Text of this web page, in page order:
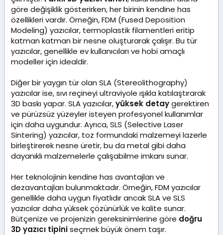
göre değişiklik gösterirken, her birinin kendine has
özellikleri vardır. Örneğin, FDM (Fused Deposition
Modeling) yazıcılar, termoplastik filamentleri eritip
katman katman bir nesne oluşturarak çalışır. Bu tür
yazıcılar, genellikle ev kullanıcıları ve hobi amaçlı
modeller için idealdir.
Diğer bir yaygın tür olan SLA (Stereolithography)
yazıcılar ise, sıvı reçineyi ultraviyole ışıkla katılaştırarak
3D baskı yapar. SLA yazıcılar,yüksek detaygerektiren
ve pürüzsüz yüzeyler isteyen profesyonel kullanımlar
için daha uygundur. Ayrıca, SLS (Selective Laser
Sintering) yazıcılar, toz formundaki malzemeyi lazerle
birleştirerek nesne üretir, bu da metal gibi daha
dayanıklı malzemelerle çalışabilme imkanı sunar.
Her teknolojinin kendine has avantajları ve
dezavantajları bulunmaktadır. Örneğin, FDM yazıcılar
genellikle daha uygun fiyatlıdır ancak SLA ve SLS
yazıcılar daha yüksek çözünürlük ve kalite sunar.
Bütçenize ve projenizin gereksinimlerine göre doğru
3D yazıcı tipiniseçmek büyük önem taşır.